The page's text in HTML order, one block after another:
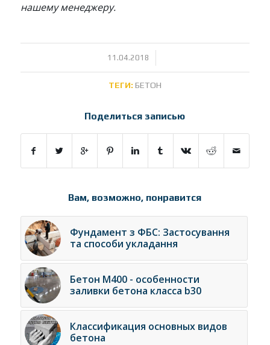
нашему менеджеру.
11.04.2018
/
ТЕГИ: БЕТОН
Поделиться записью
Вам, возможно, понравится
Фундамент з ФБС: Застосування
та способи укладання
Бетон М400 - особенности
заливки бетона класса b30
Классификация основных видов
бетона